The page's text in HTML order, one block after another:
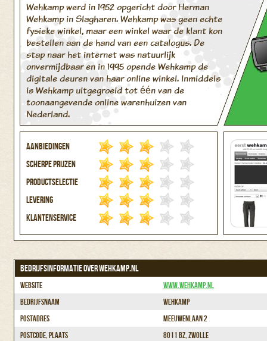
Wehkamp werd in 1952 opgericht door Herman
Wehkamp in Slagharen. Wehkamp was geen echte
fysieke winkel, maar een winkel waar de klant kon
bestellen aan de hand van een catalogus. De
stap naar het internet was natuurlijk
onvermijdbaar en in 1995 opende Wehkamp de
digitale deuren van haar online winkel. Inmiddels
is Wehkamp uitgegroeid tot één van de
toonaangevende online warenhuizen van
Nederland.
Aanbiedingen
Scherpe prijzen
Productselectie
Levering
Klantenservice
BEDRIJFSINFORMATIE OVER WEHKAMP.NL
Website
www.wehkamp.nl
Bedrijfsnaam
Wehkamp
Postadres
Meeuwenlaan 2
Postcode, plaats
8011 BZ, Zwolle